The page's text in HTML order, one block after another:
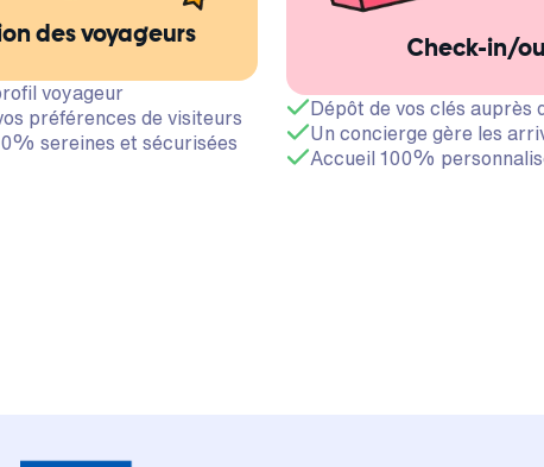
des voyageurs
voyageur
préférences de visiteurs
sereines et sécurisées
Check-in/
Dépôt de vos clés auprès
Un concierge gère les
Accueil 100%